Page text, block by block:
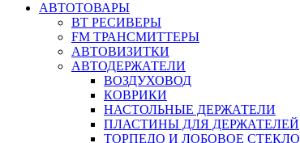
АВТОТОВАРЫ
BT РЕСИВЕРЫ
FM ТРАНСМИТТЕРЫ
АВТОВИЗИТКИ
АВТОДЕРЖАТЕЛИ
ВОЗДУХОВОД
КОВРИКИ
НАСТОЛЬНЫЕ ДЕРЖАТЕЛИ
ПЛАСТИНЫ ДЛЯ ДЕРЖАТЕЛЕЙ
ТОРПЕДО И ЛОБОВОЕ СТЕКЛО